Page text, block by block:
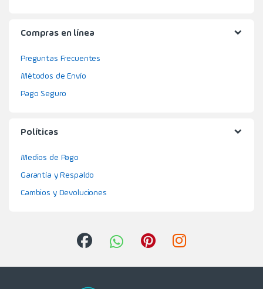
Compras en línea
Preguntas Frecuentes
Métodos de Envío
Pago Seguro
Políticas
Medios de Pago
Garantía y Respaldo
Cambios y Devoluciones